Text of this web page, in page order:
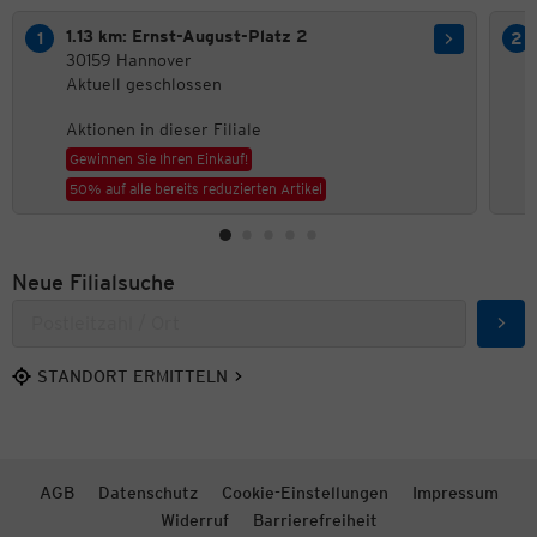
1.13 km: Ernst-August-Platz 2
30159 Hannover
Aktuell geschlossen
Aktionen in dieser Filiale
Gewinnen Sie Ihren Einkauf!
50% auf alle bereits reduzierten Artikel
Neue Filialsuche
STANDORT ERMITTELN
AGB Datenschutz Cookie-Einstellungen
Impressum
Widerruf
Barrierefreiheit